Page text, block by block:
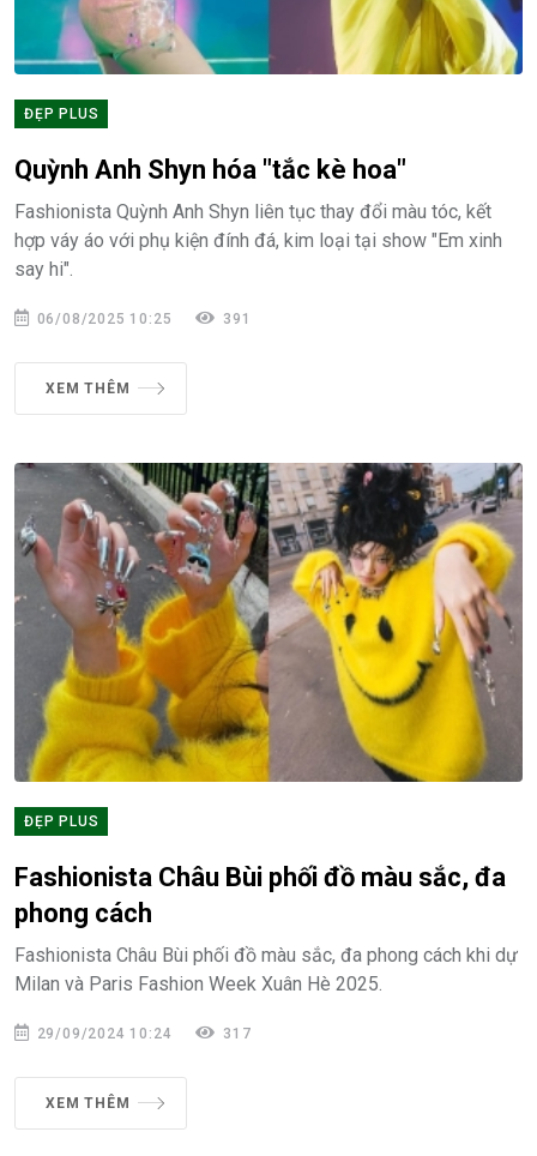
ĐẸP PLUS
Quỳnh Anh Shyn hóa "tắc kè hoa"
Fashionista Quỳnh Anh Shyn liên tục thay đổi màu tóc, kết
hợp váy áo với phụ kiện đính đá, kim loại tại show "Em xinh
say hi".
06/08/2025 10:25 391
XEM THÊM
ĐẸP PLUS
Fashionista Châu Bùi phối đồ màu sắc, đa
phong cách
Fashionista Châu Bùi phối đồ màu sắc, đa phong cách khi dự
Milan và Paris Fashion Week Xuân Hè 2025.
29/09/2024 10:24 317
XEM THÊM